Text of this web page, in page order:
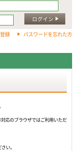
ログイン
録 パスワードを忘れた方
応のブラウザではご利用いただ
い。